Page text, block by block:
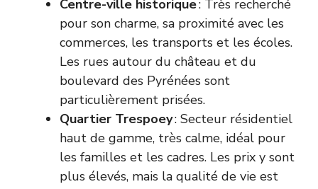
Centre-ville historique: Très recherché
pour son charme, sa proximité avec les
commerces, les transports et les écoles.
Les rues autour du château et du
boulevard des Pyrénées sont
particulièrement prisées.
Quartier Trespoey: Secteur résidentiel
haut de gamme, très calme, idéal pour
les familles et les cadres. Les prix y sont
plus élevés, mais la qualité de vie est